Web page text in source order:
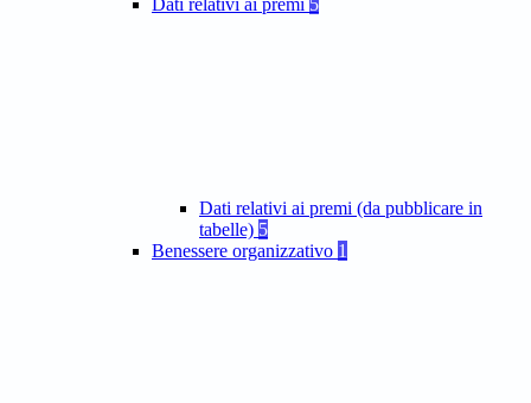
Dati relativi ai premi 5
Dati relativi ai premi (da pubblicare in
tabelle) 5
Benessere organizzativo 1